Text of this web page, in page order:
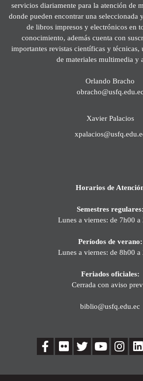
servicios diariamente para la atención de
donde pueden encontrar una seleccionada
de libros impresos y electrónicos en
conocimiento, además cuenta con
importantes revistas científicas y técnicas,
de materiales multimedia y
Orlando Bracho
obracho@usfq.edu.ec
Xavier Palacios
Horarios de
Semestres regulares:
Lunes a viernes: de 7h00 a
Períodos de verano:
Lunes a viernes: de 8h00 a
Feriados oficiales:
Cerrada con aviso
biblio@usfq.edu.ec